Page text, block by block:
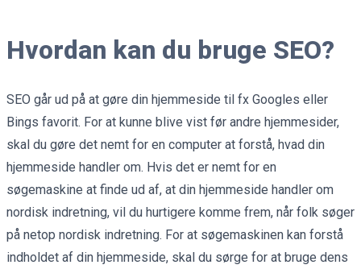
Hvordan kan du bruge SEO?
SEO går ud på at gøre din hjemmeside til fx Googles eller
Bings favorit. For at kunne blive vist før andre hjemmesider,
skal du gøre det nemt for en computer at forstå, hvad din
hjemmeside handler om. Hvis det er nemt for en
søgemaskine at finde ud af, at din hjemmeside handler om
nordisk indretning, vil du hurtigere komme frem, når folk søger
på netop nordisk indretning. For at søgemaskinen kan forstå
indholdet af din hjemmeside, skal du sørge for at bruge dens